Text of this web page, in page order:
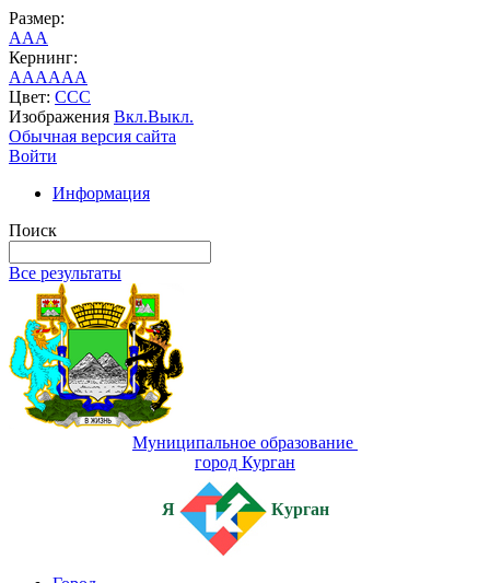
Размер:
AAA
Кернинг:
AAAAAA
Цвет: CCC
Изображения Вкл.Выкл.
Обычная версия сайта
Войти
Информация
Поиск
Все результаты
Муниципальное образование
город Курган
Я Курган